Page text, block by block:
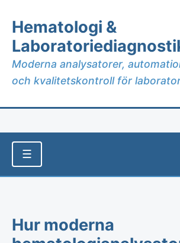
Hematologi &
Moderna analysatorer,
och kvalitetskontroll för
☰
Hur moderna